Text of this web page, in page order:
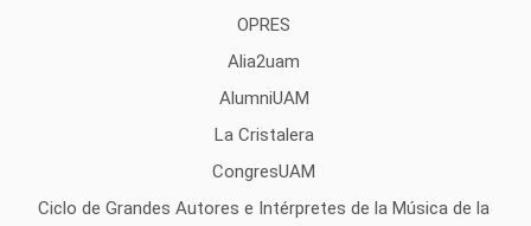
OPRES
Alia2uam
AlumniUAM
La Cristalera
CongresUAM
Ciclo de Grandes Autores e Intérpretes de la Música de la